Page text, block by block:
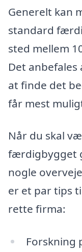
Generelt kan
standard
sted mellem
Det
at finde det
får mest
Når du skal
færdigbygget
nogle
er et par tips
rette firma:
Forskning